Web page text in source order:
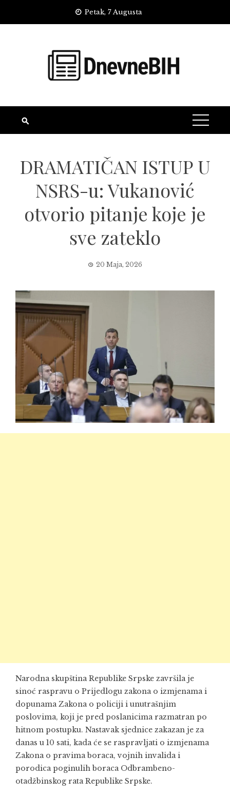
Petak, 7 Augusta
DRAMATIČAN ISTUP U
NSRS-u: Vukanović
otvorio pitanje koje je
sve zateklo
20 Maja, 2026
Narodna skupština Republike Srpske završila je
sinoć raspravu o Prijedlogu zakona o izmjenama i
dopunama Zakona o policiji i unutrašnjim
poslovima, koji je pred poslanicima razmatran po
hitnom postupku. Nastavak sjednice zakazan je za
danas u 10 sati, kada će se raspravljati o izmjenama
Zakona o pravima boraca, vojnih invalida i
porodica poginulih boraca Odbrambeno-
otadžbinskog rata Republike Srpske.